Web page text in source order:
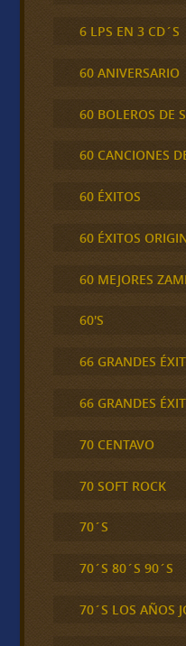
6 LPS EN 3 CD´S
60 ANIVERSARIO
60 BOLEROS DE
60 CANCIONES
60 ÉXITOS
60 ÉXITOS
60 MEJORES
60'S
66 GRANDES
66 GRANDES
70 CENTAVO
70 SOFT ROCK
70´S
70´S 80´S 90´S
70´S LOS AÑOS